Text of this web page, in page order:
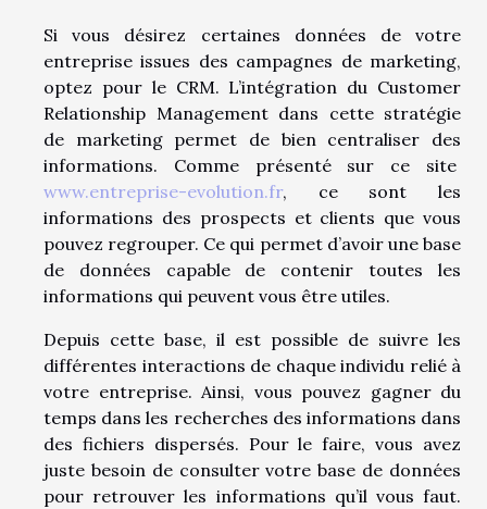
Si vous désirez certaines données de votre
entreprise issues des campagnes de marketing,
optez pour le CRM. L’intégration du Customer
Relationship Management dans cette stratégie
de marketing permet de bien centraliser des
informations. Comme présenté sur ce site
www.entreprise-evolution.fr, ce sont les
informations des prospects et clients que vous
pouvez regrouper. Ce qui permet d’avoir une base
de données capable de contenir toutes les
informations qui peuvent vous être utiles.
Depuis cette base, il est possible de suivre les
différentes interactions de chaque individu relié à
votre entreprise. Ainsi, vous pouvez gagner du
temps dans les recherches des informations dans
des fichiers dispersés. Pour le faire, vous avez
juste besoin de consulter votre base de données
pour retrouver les informations qu’il vous faut.